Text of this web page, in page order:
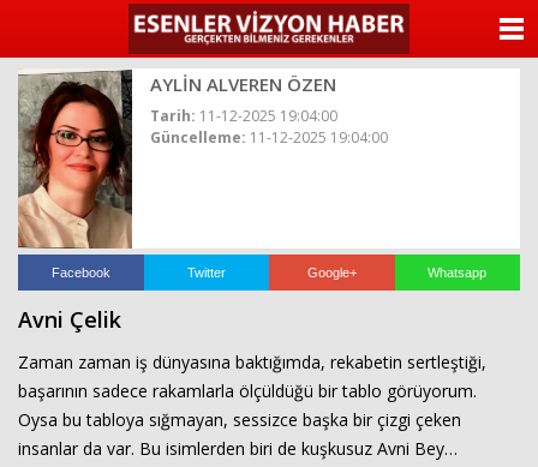
AYLİN ALVEREN ÖZEN
Tarih: 11-12-2025 19:04:00
Güncelleme: 11-12-2025 19:04:00
Facebook Twitter Google+ Whatsapp
Avni Çelik
Zaman zaman iş dünyasına baktığımda, rekabetin sertleştiği,
başarının sadece rakamlarla ölçüldüğü bir tablo görüyorum.
Oysa bu tabloya sığmayan, sessizce başka bir çizgi çeken
insanlar da var. Bu isimlerden biri de kuşkusuz Avni Bey…
ANASAYFA
YAZARLAR